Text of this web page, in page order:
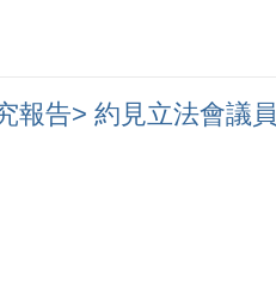
報告> 約見立法會議員